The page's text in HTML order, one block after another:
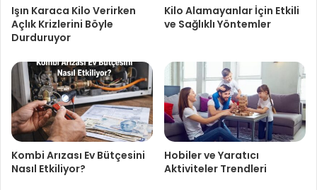
Işın Karaca Kilo Verirken
Açlık Krizlerini Böyle
Durduruyor
Kilo Alamayanlar İçin Etkili
ve Sağlıklı Yöntemler
Kombi Arızası Ev Bütçesini
Nasıl Etkiliyor?
Hobiler ve Yaratıcı
Aktiviteler Trendleri